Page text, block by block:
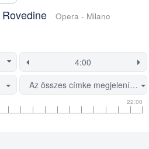
Opera - Milano
Az összes címke megjelenítése
22:00